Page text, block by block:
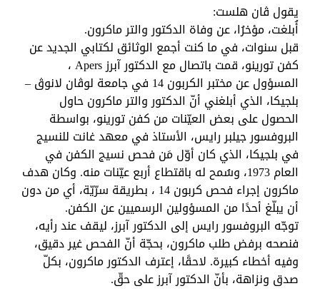
يقول ڨان هلست:
أُبلغت، مؤخرُا، عن وفاة الدكتور والتر ماكرون.
قبل سنوات، في ما كنت أجمع الوثائق لكتابي الجديد عن
كفن تورينو، قمت باتصال مع الدكتور آبرزApers،
المسؤول عن مختبر الكربون 14 في جامعة لوڨان لانوڨ –
بلجيكا، الذي أبلغني أنّ الدكتور والتر ماكرون حاول
الحصول على بعض العيّنات من كفن تورينو، بواسطة
البروفسور جيلبر رايس، الأستاذ في معهد غانت للنسيج
في بلجيكا، الذي كان أوّل مَن فحص نسيج الكفن في
العام 1973، وسُمح له باقتطاع أربع عيّنات منه. وكان هدف
ماكرون إجراء فحص كربون 14 ، بطريقة سرّيّة، أي من دون
أن يبلّغ أحدًا من المسؤولين الرسميين عن الكفن.
توجّه البروفسور رايس إلى الدكتور آبرز، ليقف عند رأيه،
فنصحه برفض طلب ماكرون، بحجّة أنّ الفحص غير دقيق،
وفيه أخطاء كبيرة. لاحقًا، إعترف الدكتور ماكرون، بكلّ
صدق ونزاهة، بأنّ الدكتور آبرز على حقّ.